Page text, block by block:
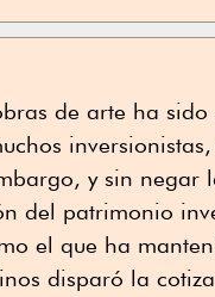
de arte ha
y sin negar
del patrimonio
el que ha
disparó la